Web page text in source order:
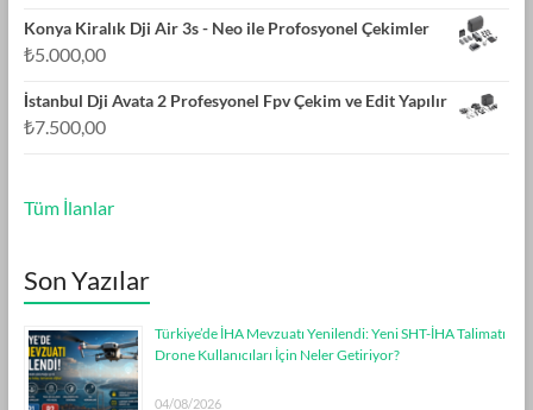
Konya Kiralık Dji Air 3s - Neo ile Profosyonel Çekimler
₺5.000,00
İstanbul Dji Avata 2 Profesyonel Fpv Çekim ve Edit Yapılır
₺7.500,00
Tüm İlanlar
Son Yazılar
Türkiye’de İHA Mevzuatı Yenilendi: Yeni SHT-İHA Talimatı
Drone Kullanıcıları İçin Neler Getiriyor?
04/08/2026